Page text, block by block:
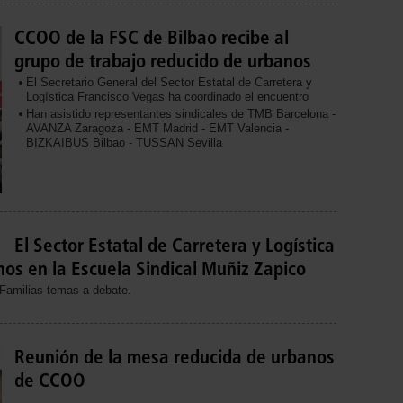
CCOO de la FSC de Bilbao recibe al
grupo de trabajo reducido de urbanos
El Secretario General del Sector Estatal de Carretera y
Logística Francisco Vegas ha coordinado el encuentro
Han asistido representantes sindicales de TMB Barcelona -
AVANZA Zaragoza - EMT Madrid - EMT Valencia -
BIZKAIBUS Bilbao - TUSSAN Sevilla
El Sector Estatal de Carretera y Logística
en la Escuela Sindical Muñiz Zapico
temas a debate.
Reunión de la mesa reducida de urbanos
de CCOO